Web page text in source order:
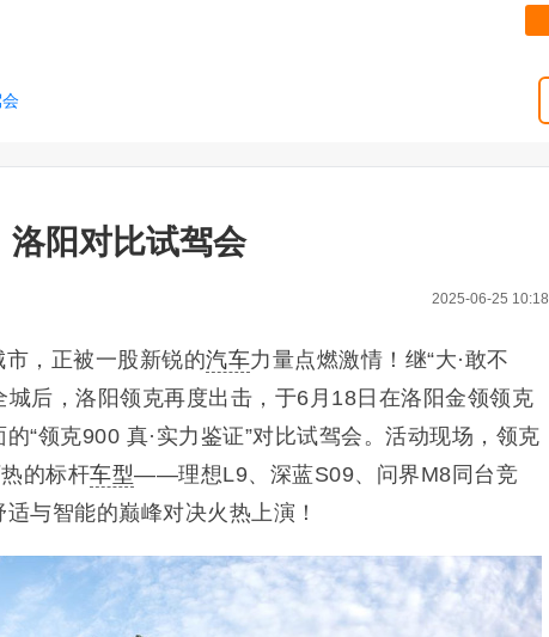
阳对比试驾会
2025-06-25 10:18
，正被一股新锐的汽车力量点燃激情！继“大·敢不
城后，洛阳领克再度出击，于6月18日在洛阳金领领克
“领克900 真·实力鉴证”对比试驾会。活动现场，领克
的标杆车型——理想L9、深蓝S09、问界M8同台竞
与智能的巅峰对决火热上演！